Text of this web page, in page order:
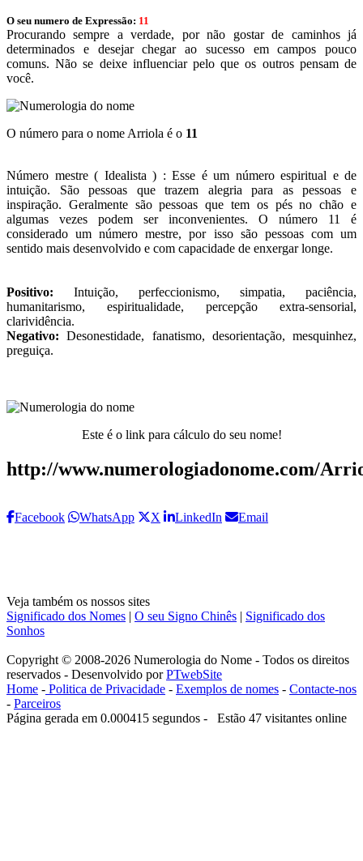
O seu numero de Expressão: 11
Procurando sempre a verdade, por não gostar de caminhos já
determinados e desejar chegar ao sucesso em campos pouco
comuns. Não se deixe influenciar pelo que os outros pensam de
você.
O número para o nome Arriola é o 11
Número mestre ( Idealista ) : Esse é um número espiritual e de
intuição. São pessoas que trazem alegria para as pessoas e
inspiração. Geralmente são pessoas que tem os pés no chão e
algumas vezes podem ser inconvenientes. O número 11 é
considerado um número mestre, por isso são pessoas com um
sentido mais desenvolvido e com capacidade de enxergar longe.
Positivo: Intuição, perfeccionismo, simpatia, paciência,
humanitarismo, espiritualidade, percepção extra-sensorial,
clarividência.
Negativo: Desonestidade, fanatismo, desorientação, mesquinhez,
preguiça.
Este é o link para cálculo do seu nome!
http://www.numerologiadonome.com/
Facebook WhatsApp X LinkedIn Email
Veja também os nossos sites
Significado dos Nomes
O seu Signo Chinês
Significado dos
Sonhos
Copyright © 2008-2026 Numerologia do Nome - Todos os direitos
reservados - Desenvolvido porPTwebSite
Home - Politica de Privacidade - Exemplos de nomes - Contacte-nos
- Parceiros
Página gerada em 0.000415 segundos - Estão 47 visitantes online